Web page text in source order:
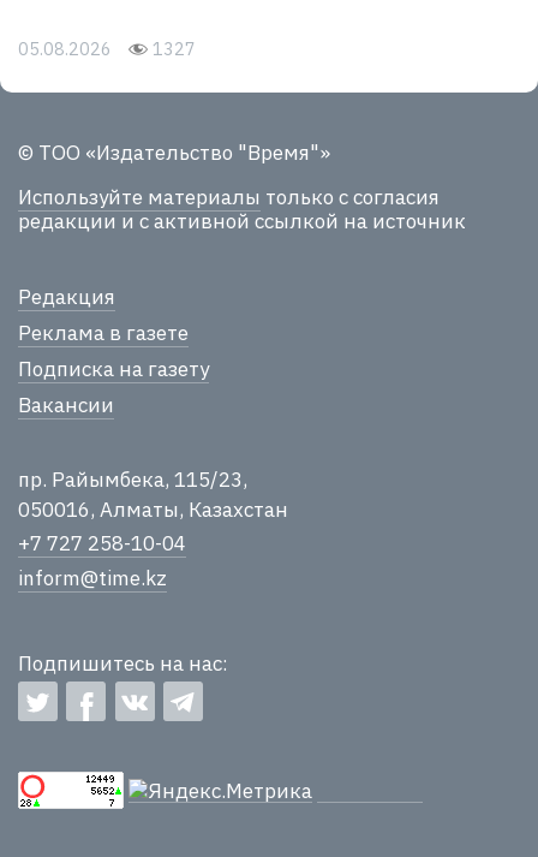
05.08.2026 1327
© ТОО «Издательство "Время"»
Используйте материалы только с согласия
редакции и с активной ссылкой на источник
Редакция
Реклама в газете
Подписка на газету
Вакансии
пр. Райымбека, 115/23,
050016, Алматы, Казахстан
+7 727 258-10-04
inform@time.kz
Подпишитесь на нас: